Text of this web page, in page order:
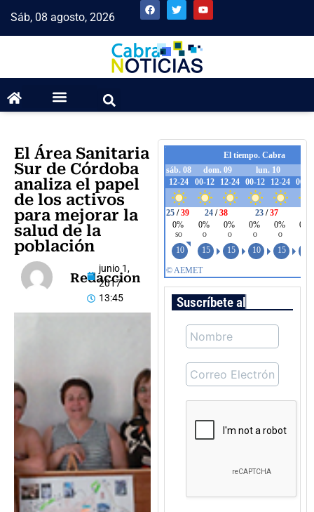
Sáb, 08 agosto, 2026
El Área Sanitaria
Sur de Córdoba
analiza el papel
de los activos
para mejorar la
salud de la
población
Redaccion
junio 1,
2017
13:45
Suscríbete al boletín